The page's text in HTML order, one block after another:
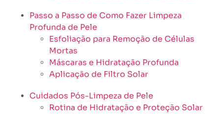
Passo a Passo de Como Fazer Limpeza
Profunda de Pele
Esfoliação para Remoção de Células
Mortas
Máscaras e Hidratação Profunda
Aplicação de Filtro Solar
Cuidados Pós-Limpeza de Pele
Rotina de Hidratação e Proteção Solar